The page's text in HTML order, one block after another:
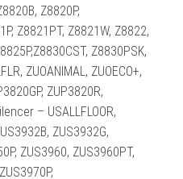
Z8820P,
Z8821PT, Z8821W, Z8822,
Z8830PSK,
ZUOANIMAL, ZUOECO+,
ZUP3820R,
– USALLFLOOR,
ZUS3932G,
ZUS3960, ZUS3960PT,